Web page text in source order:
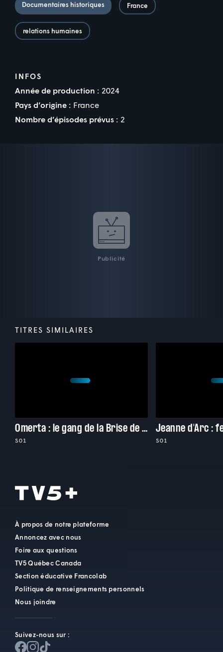
Documentaires historiques France
relations humaines
INFOS
Année de production : 2024
Pays d’origine : France
Nombre d’épisodes prévus : 2
Publicité
TITRES SIMILAIRES
Omerta : le gang de la Brise de Mer
S01 S01
À propos de notre plateforme
Annoncez avec nous
Foire aux questions
TV5 Québec Canada
Section éducative Francolab
Politique de renseignements personnels
Nous joindre
Suivez-nous sur :